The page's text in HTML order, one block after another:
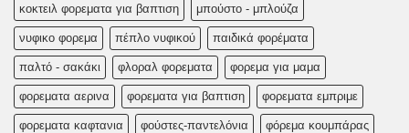
κοκτειλ φορεματα για βαπτιση μπούστο - μπλούζα
νυφικο φορεμα πέπλο νυφικού παιδικά φορέματα
παλτό - σακάκι φλοραλ φορεματα φορεμα για μαμα
φορεματα αερινα φορεματα για βαπτιση φορεματα εμπριμε
φορεματα καφτανια φούστες-παντελόνια φόρεμα κουμπάρας